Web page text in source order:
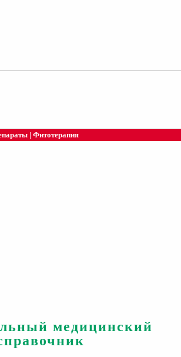
| Фитотерапия
медицинский